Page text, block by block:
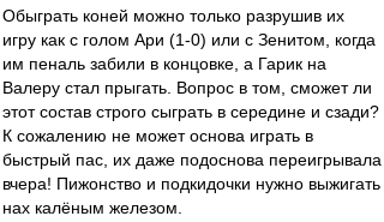
Обыграть коней можно только разрушив их
игру как с голом Ари (1-0) или с Зенитом, когда
им пеналь забили в концовке, а Гарик на
Валеру стал прыгать. Вопрос в том, сможет ли
этот состав строго сыграть в середине и сзади?
К сожалению не может основа играть в
быстрый пас, их даже подоснова переигрывала
вчера! Пижонство и подкидочки нужно выжигать
нах калёным железом.